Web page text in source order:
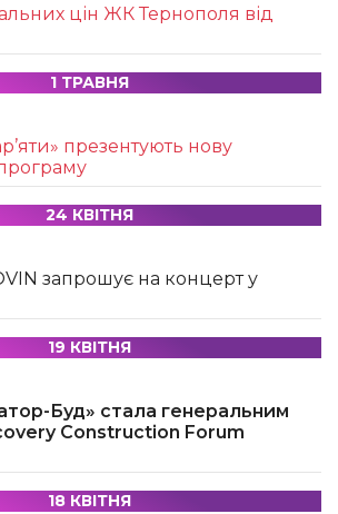
цін ЖК Тернополя від
1 ТРАВНЯ
презентують нову
24 КВІТНЯ
запрошує на концерт у
19 КВІТНЯ
Буд» стала генеральним
Construction Forum
18 КВІТНЯ